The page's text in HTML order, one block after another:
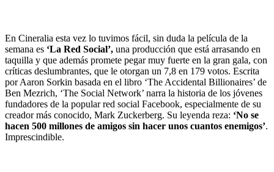
En Cineralia esta vez lo tuvimos fácil, sin duda la película de la
semana es ‘La Red Social’, una producción que está arrasando en
taquilla y que además promete pegar muy fuerte en la gran gala, con
críticas deslumbrantes, que le otorgan un 7,8 en 179 votos. Escrita
por Aaron Sorkin basada en el libro ‘The Accidental Billionaires’ de
Ben Mezrich, ‘The Social Network’ narra la historia de los jóvenes
fundadores de la popular red social Facebook, especialmente de su
creador más conocido, Mark Zuckerberg. Su leyenda reza: ‘No se
hacen 500 millones de amigos sin hacer unos cuantos enemigos’.
Imprescindible.